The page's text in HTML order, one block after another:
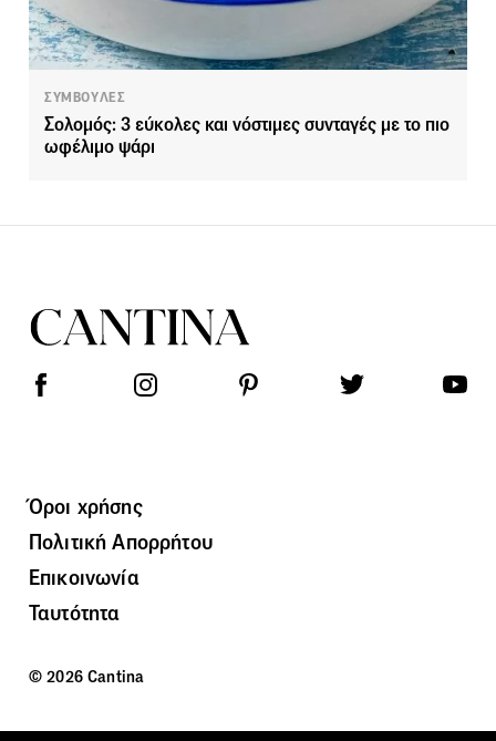
ΣΥΜΒΟΥΛΕΣ
Σολομός: 3 εύκολες και νόστιμες συνταγές με το πιο
ωφέλιμο ψάρι
Όροι χρήσης
Πολιτική Απορρήτου
Επικοινωνία
Ταυτότητα
© 2026 Cantina